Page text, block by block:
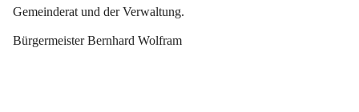
Gemeinderat und der Verwaltung.
Bürgermeister Bernhard Wolfram